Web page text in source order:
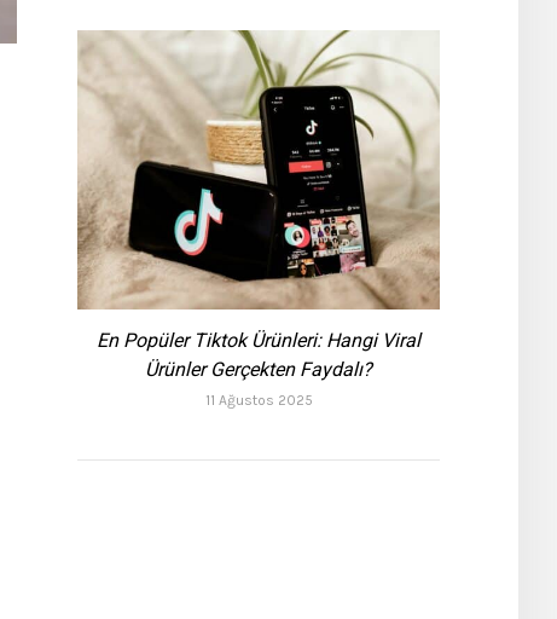
En Popüler Tiktok Ürünleri: Hangi Viral
Ürünler Gerçekten Faydalı?
11 Ağustos 2025